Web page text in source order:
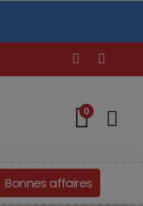
0
Bonnes affaires